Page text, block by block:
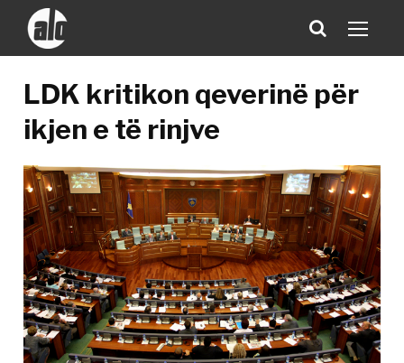
LDK kritikon qeverinë për
ikjen e të rinjve